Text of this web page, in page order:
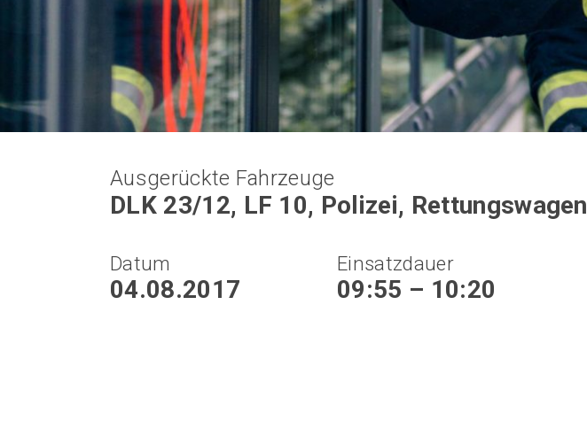
Ausgerückte Fahrzeuge
DLK 23/12, LF 10, Polizei, Rettungswagen
Datum
04.08.2017
Einsatzdauer
09:55 – 10:20